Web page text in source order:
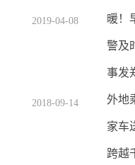
2019-04-08
2018-09-14
暖！
警及
事发
外地
家车
跨越